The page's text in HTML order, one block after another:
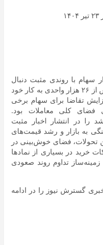
بازار سهام با روندی مثبت دنبال
شد و شاخص کل بورس با رشد بیش از ۲۶ هزار واحدی به کار خود
تقاضا برای سهام برخی
فضای کلی معاملات بود.
را در انتشار اخبار مثبت
به بازار و رشد قیمت‌های
تحولات، فضای خوش‌بینی در
خرید در بسیاری از نمادها
تداوم روند صعودی
گسترش نیوز را در ادامه